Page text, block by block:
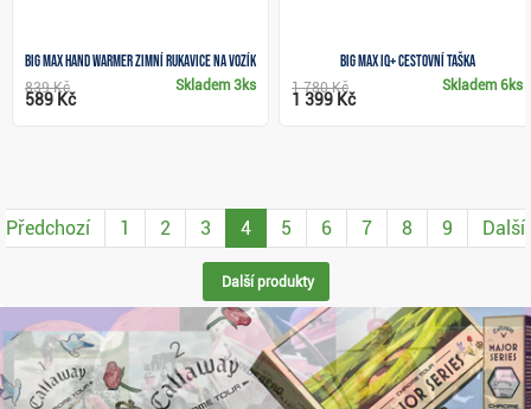
Big Max Hand Warmer zimní rukavice na vozík
Skladem3ks
839 Kč
589 Kč
Big Max IQ+ cestovní taška
Skladem6ks
1 780 Kč
1 399 Kč
Předchozí 1 2 3 4 5 6 7 8 9 Další
Další produkty